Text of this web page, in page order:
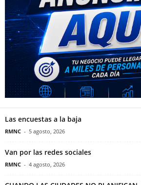
Las encuestas a la baja
RMNC - 5 agosto, 2026
Van por las redes sociales
RMNC - 4 agosto, 2026